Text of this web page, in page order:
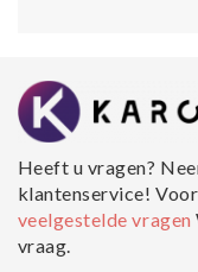
Heeft u vragen?
klantenservice!
veelgestelde vragen
vraag.